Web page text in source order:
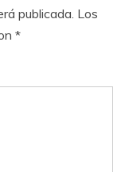
publicada. Los
*